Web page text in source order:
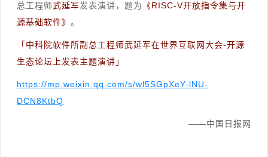
总工程师武延军发表演讲，题为 《RISC-V开放指令集与开
源基础软件》 。
「中科院软件所副总工程师武延军在世界互联网大会-开源
生态论坛上发表主题演讲」
https://mp.weixin.qq.com/s/wl5SGpXeY-lNU-
DCN8KtbQ
——中国日报网